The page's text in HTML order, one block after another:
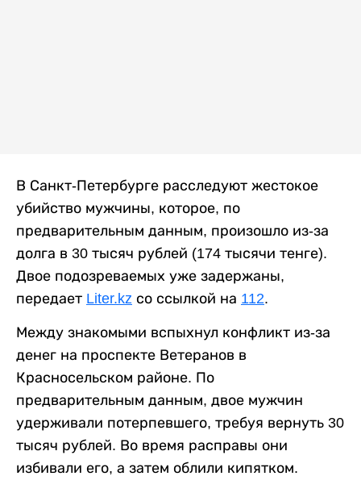
В Санкт-Петербурге расследуют жестокое
убийство мужчины, которое, по
предварительным данным, произошло из-за
долга в 30 тысяч рублей (174 тысячи тенге).
Двое подозреваемых уже задержаны,
передает Liter.kz со ссылкой на 112.
Между знакомыми вспыхнул конфликт из-за
денег на проспекте Ветеранов в
Красносельском районе. По
предварительным данным, двое мужчин
удерживали потерпевшего, требуя вернуть 30
тысяч рублей. Во время расправы они
избивали его, а затем облили кипятком.